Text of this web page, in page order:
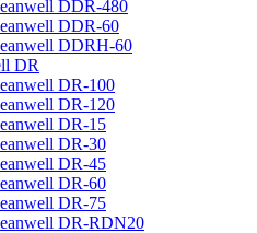
DDR-480
DDR-60
DDRH-60
DR
DR-100
DR-120
DR-15
DR-30
DR-45
DR-60
DR-75
DR-RDN20